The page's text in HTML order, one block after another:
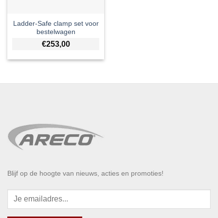
Ladder-Safe clamp set voor
bestelwagen
€253,00
Blijf op de hoogte van nieuws, acties en promoties!